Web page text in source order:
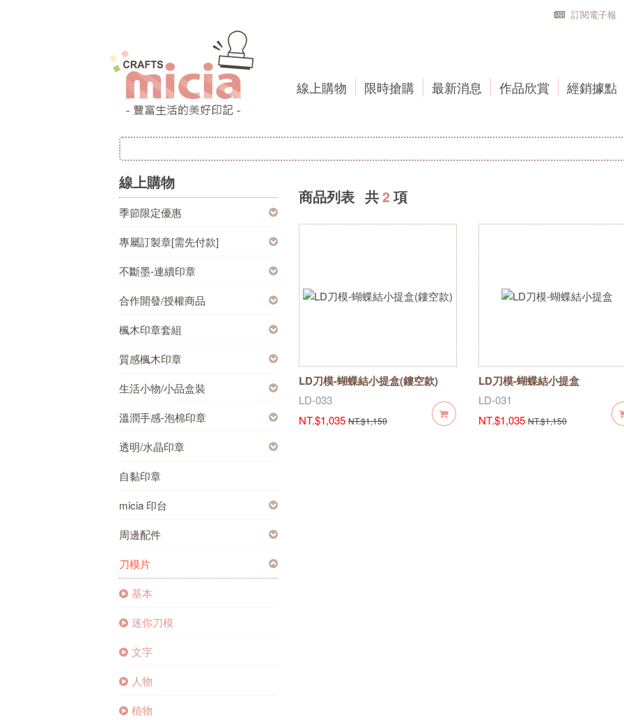
訂閱電子報
線上購物 限時搶購 最新消息 作品欣賞 經銷據點
線上購物
季節限定優惠
專屬訂製章[需先付款]
不斷墨-連續印章
合作開發/授權商品
楓木印章套組
質感楓木印章
生活小物/小品盒裝
溫潤手感-泡棉印章
透明/水晶印章
自黏印章
micia 印台
周邊配件
刀模片
基本
迷你刀模
文字
人物
植物
商品列表 共2 項
LD刀模-蝴蝶結小提盒(鏤空款)
LD-033
NT.$1,035 NT.$1,150
LD刀模-蝴蝶結小提盒
LD-031
NT.$1,035 NT.$1,150